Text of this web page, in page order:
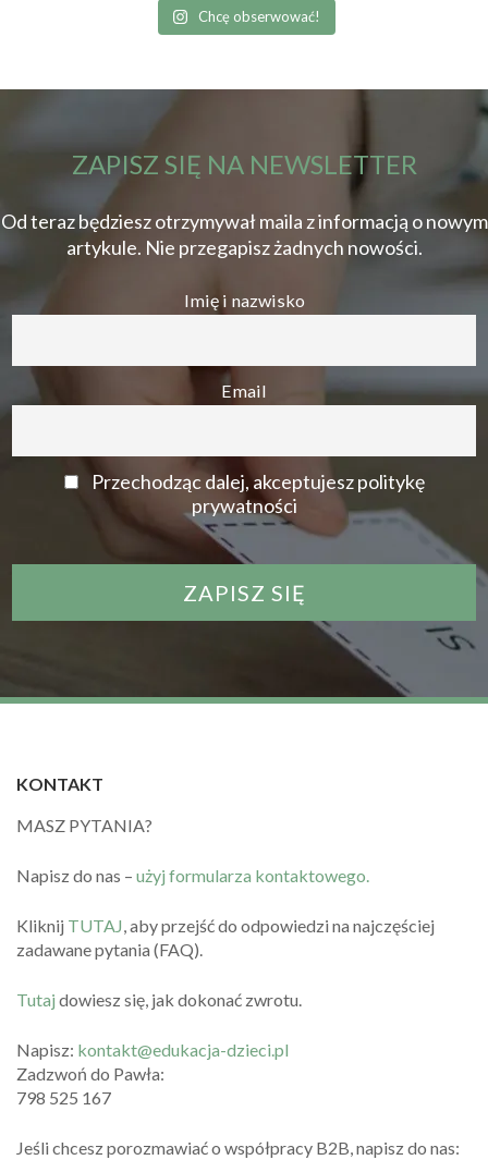
Chcę obserwować!
ZAPISZ SIĘ NA NEWSLETTER
Od teraz będziesz otrzymywał maila z informacją o nowym
artykule. Nie przegapisz żadnych nowości.
Imię i nazwisko
Email
Przechodząc dalej, akceptujesz politykę
prywatności
KONTAKT
MASZ PYTANIA?
Napisz do nas – użyj formularza kontaktowego.
Kliknij TUTAJ, aby przejść do odpowiedzi na najczęściej
zadawane pytania (FAQ).
Tutaj dowiesz się, jak dokonać zwrotu.
Napisz: kontakt@edukacja-dzieci.pl
Zadzwoń do Pawła:
798 525 167
Jeśli chcesz porozmawiać o współpracy B2B, napisz do nas: